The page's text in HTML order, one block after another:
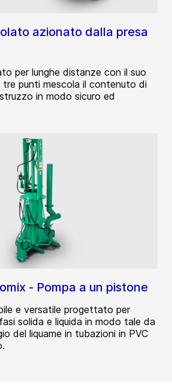
azionato dalla presa
per lunghe distanze con il suo
punti mescola il contenuto di
in modo sicuro ed
- Pompa a un pistone
e versatile progettato per
solida e liquida in modo tale da
del liquame in tubazioni in PVC